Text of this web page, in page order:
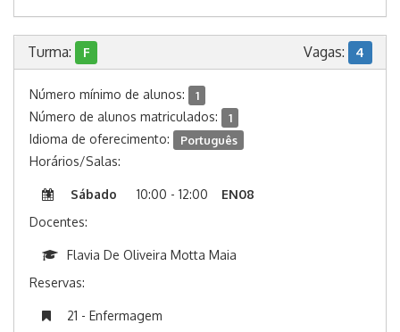
Turma: F Vagas: 4
Número mínimo de alunos: 1
Número de alunos matriculados: 1
Idioma de oferecimento: Português
Horários/Salas:
Sábado 10:00 - 12:00
EN08
Docentes:
Flavia De Oliveira Motta Maia
Reservas:
21 - Enfermagem